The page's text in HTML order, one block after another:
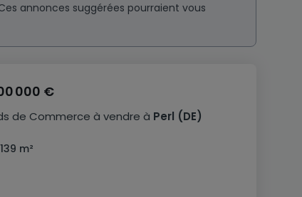
annonces suggérées pourraient vous
de Commerce à vendre à Perl (DE)
000 €
m²